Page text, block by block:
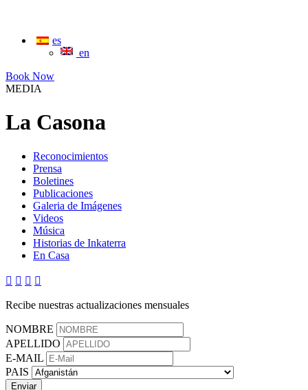
es
en
Book Now
MEDIA
La Casona
Reconocimientos
Prensa
Boletines
Publicaciones
Galeria de Imágenes
Videos
Música
Historias de Inkaterra
En Casa
   
Recibe nuestras actualizaciones mensuales
NOMBRE
APELLIDO
E-MAIL
PAIS